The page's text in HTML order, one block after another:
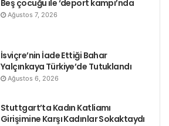
Beş çocuğu ile ‘deport kampı’nda
Ağustos 7, 2026
İsviçre’nin İade Ettiği Bahar
Yalçınkaya Türkiye’de Tutuklandı
Ağustos 6, 2026
Stuttgart’ta Kadın Katliamı
Girişimine Karşı Kadınlar Sokaktaydı